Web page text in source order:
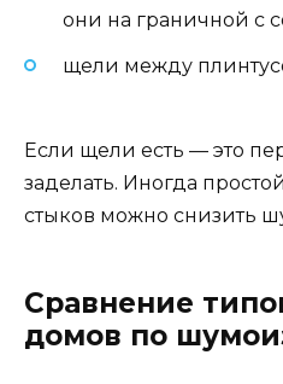
они на граничной с
щели между
Если щели есть — это
заделать. Иногда
стыков можно снизить
Сравнение
домов по